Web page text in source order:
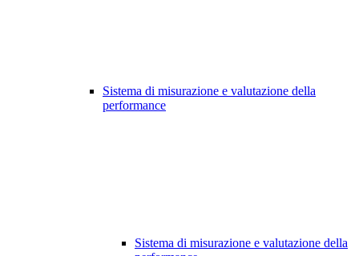
Sistema di misurazione e valutazione della
performance
Sistema di misurazione e valutazione della